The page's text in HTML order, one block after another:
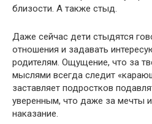
близости. А также стыд.
Даже сейчас дети стыдятся
отношения и задавать
родителям. Ощущение, что за
мыслями всегда следит
заставляет подростков
уверенным, что даже за мечты
наказание.